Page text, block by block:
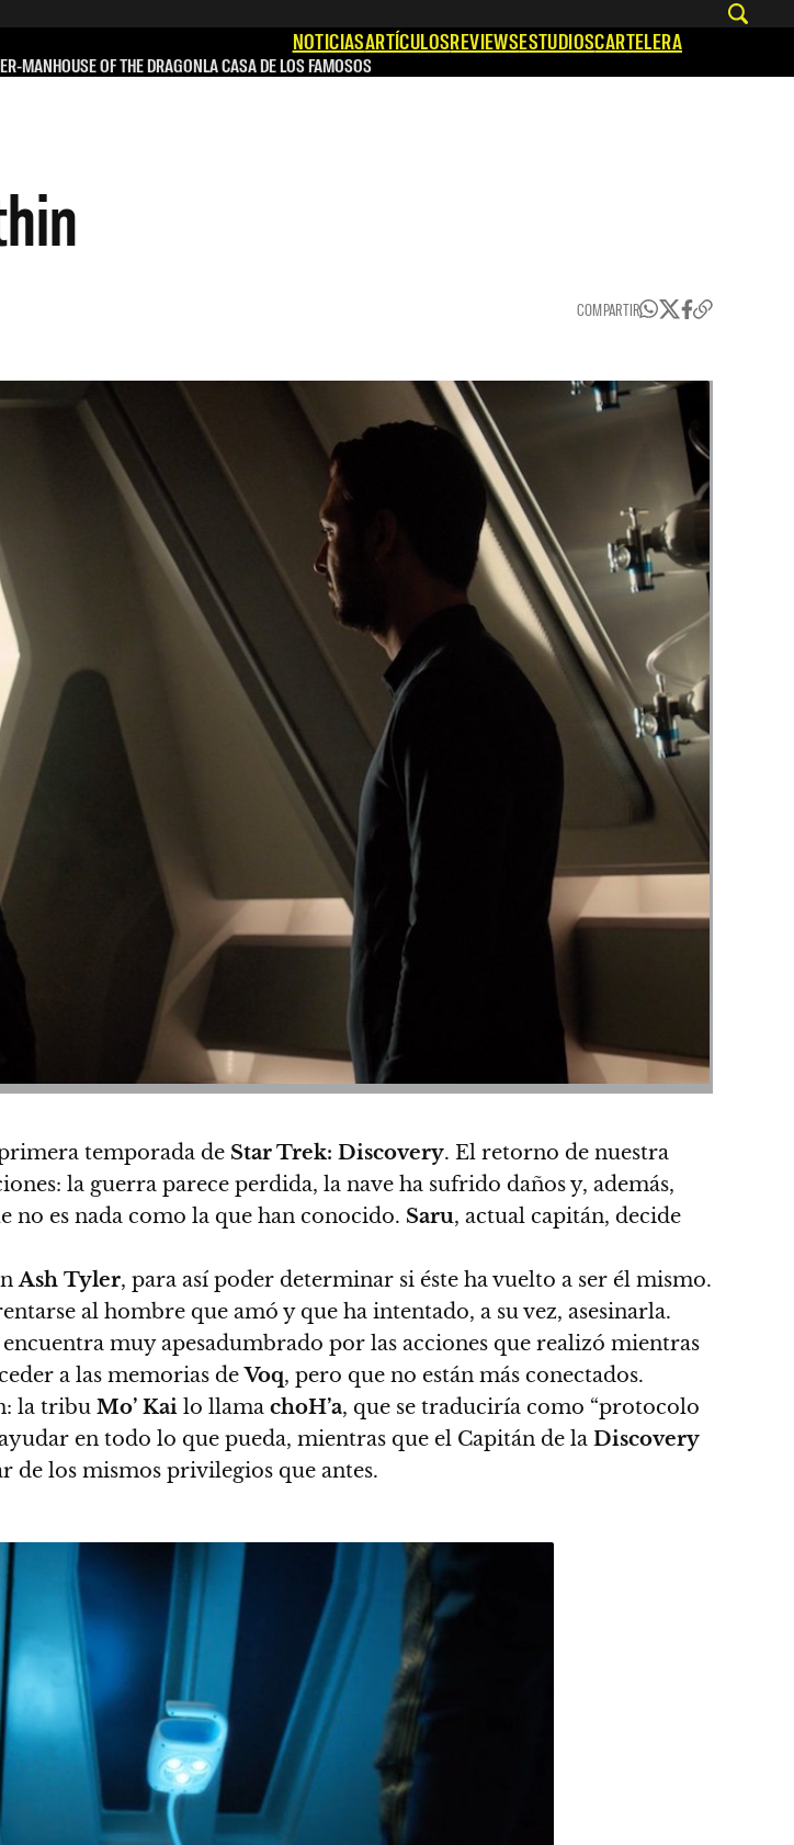
NOTICIASARTÍCULOSREVIEWSESTUDIOSCARTELERA
MANHOUSE OF THE DRAGONLA CASA DE LOS FAMOSOS
COMPARTIR
temporada de Star Trek: Discovery. El retorno de nuestra
la guerra parece perdida, la nave ha sufrido daños y, además,
no es nada como la que han conocido. Saru, actual capitán, decide
Ash Tyler, para así poder determinar si éste ha vuelto a ser él mismo.
al hombre que amó y que ha intentado, a su vez, asesinarla.
encuentra muy apesadumbrado por las acciones que realizó mientras
a las memorias deVoq, pero que no están más conectados.
la tribu Mo’ Kai lo llama choH’a, que se traduciría como “protocolo
en todo lo que pueda, mientras que el Capitán de la Discovery
de los mismos privilegios que antes.